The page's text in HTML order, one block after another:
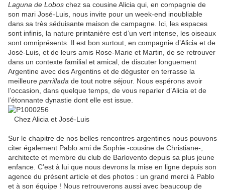
Laguna de Lobos chez sa cousine Alicia qui, en compagnie de
son mari José-Luis, nous invite pour un week-end inoubliable
dans sa très séduisante maison de campagne. Ici, les espaces
sont infinis, la nature printanière est d’un vert intense, les oiseaux
sont omniprésents. Il est bon surtout, en compagnie d’Alicia et de
José-Luis, et de leurs amis Rose-Marie et Martin, de se retrouver
dans un contexte familial et amical, de discuter longuement
Argentine avec des Argentins et de déguster en terrasse la
meilleure parrillada de tout notre séjour. Nous espérons avoir
l’occasion, dans quelque temps, de vous reparler d’Alicia et de
l’étonnante dynastie dont elle est issue.
Chez Alicia et José-Luis
Sur le chapitre de nos belles rencontres argentines nous pouvons
citer également Pablo ami de Sophie -cousine de Christiane-,
architecte et membre du club de Barlovento depuis sa plus jeune
enfance. C’est à lui que nous devrons la mise en ligne depuis son
agence du présent article et des photos : un grand merci à Pablo
et à son équipe ! Nous retrouverons aussi avec beaucoup de